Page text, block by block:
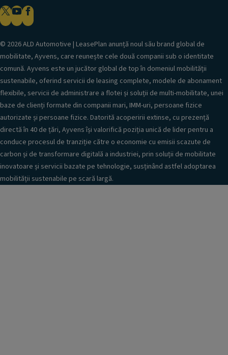
© 2026 ALD Automotive | LeasePlan anunță noul său brand global de
mobilitate, Ayvens, care reunește cele două companii sub o identitate
comună. Ayvens este un jucător global de top în domeniul mobilității
sustenabile, oferind servicii de leasing complete, modele de abonament
flexibile, servicii de administrare a flotei și soluții de multi-mobilitate, unei
baze de clienți formate din companii mari, IMM-uri, persoane fizice
autorizate și persoane fizice. Datorită acoperirii extinse, cu prezență
directă în 40 de țări, Ayvens își valorifică poziția unică de lider pentru a
conduce procesul de tranziție către o economie cu emisii scazute de
carbon și de transformare digitală a industriei, prin soluții de mobilitate
inovatoare și servicii bazate pe tehnologie, susținând astfel adoptarea
mobilității sustenabile pe scară largă.